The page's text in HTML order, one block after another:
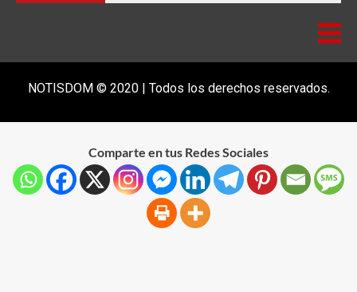
NOTISDOM © 2020 | Todos los derechos reservados.
Comparte en tus Redes Sociales